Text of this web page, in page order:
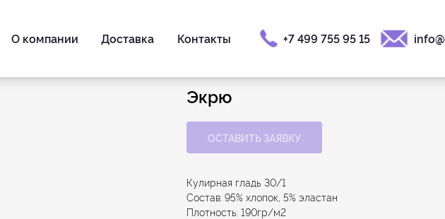
О компании Доставка Контакты +7 499 755 95 15
Экрю
ОСТАВИТЬ ЗАЯВКУ
Кулирная гладь 30/1
Состав: 95% хлопок, 5% эластан
Плотность: 190гр/м2